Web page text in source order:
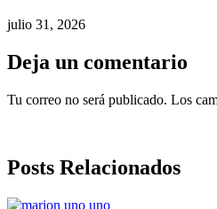
julio 31, 2026
Deja un comentario
Tu correo no será publicado. Los
Posts Relacionados